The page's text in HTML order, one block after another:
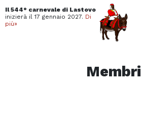
Il 544° carnevale di Lastovo
inizierà il17 gennaio 2027. Di
più»
Membri